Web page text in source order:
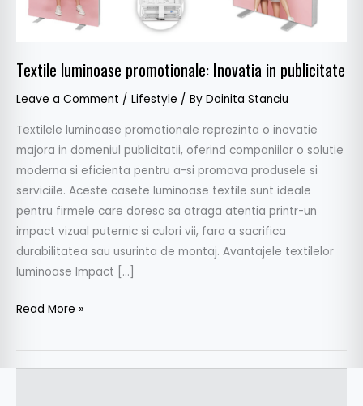
Textile luminoase promotionale: Inovatia in publicitate
Leave a Comment / Lifestyle / By Doinita Stanciu
Textilele luminoase promotionale reprezinta o inovatie
majora in domeniul publicitatii, oferind companiilor o solutie
moderna si eficienta pentru a-si promova produsele si
serviciile. Aceste casete luminoase textile sunt ideale
pentru firmele care doresc sa atraga atentia printr-un
impact vizual puternic si culori vii, fara a sacrifica
durabilitatea sau usurinta de montaj. Avantajele textilelor
luminoase Impact […]
Read More »